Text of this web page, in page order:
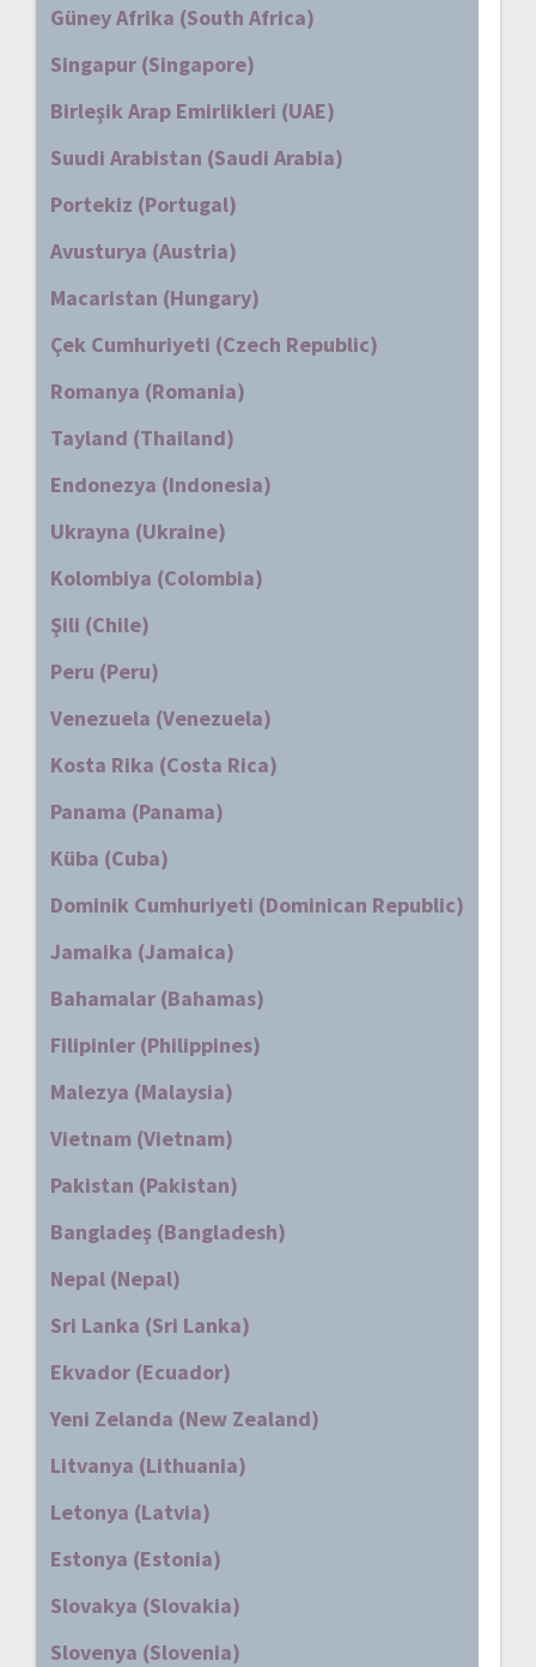
Güney Afrika (South Africa)
Singapur (Singapore)
Birleşik Arap Emirlikleri (UAE)
Suudi Arabistan (Saudi Arabia)
Portekiz (Portugal)
Avusturya (Austria)
Macaristan (Hungary)
Çek Cumhuriyeti (Czech Republic)
Romanya (Romania)
Tayland (Thailand)
Endonezya (Indonesia)
Ukrayna (Ukraine)
Kolombiya (Colombia)
Şili (Chile)
Peru (Peru)
Venezuela (Venezuela)
Kosta Rika (Costa Rica)
Panama (Panama)
Küba (Cuba)
Dominik Cumhuriyeti (Dominican Republic)
Jamaika (Jamaica)
Bahamalar (Bahamas)
Filipinler (Philippines)
Malezya (Malaysia)
Vietnam (Vietnam)
Pakistan (Pakistan)
Bangladeş (Bangladesh)
Nepal (Nepal)
Sri Lanka (Sri Lanka)
Ekvador (Ecuador)
Yeni Zelanda (New Zealand)
Litvanya (Lithuania)
Letonya (Latvia)
Estonya (Estonia)
Slovakya (Slovakia)
Slovenya (Slovenia)